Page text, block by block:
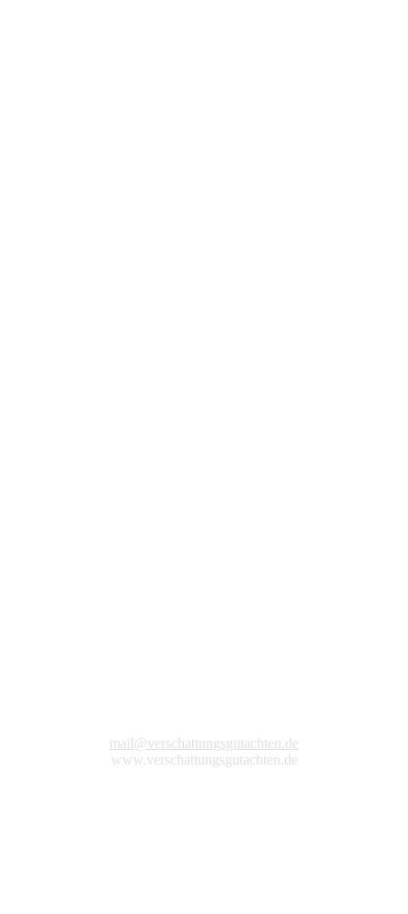
mail@verschattungsgutachten.de
www.verschattungsgutachten.de